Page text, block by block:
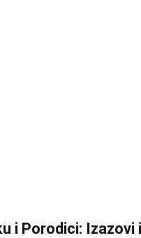
i Porodici: Izazovi